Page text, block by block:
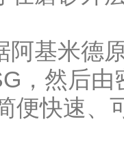
阿基米德
，然后
便快速、